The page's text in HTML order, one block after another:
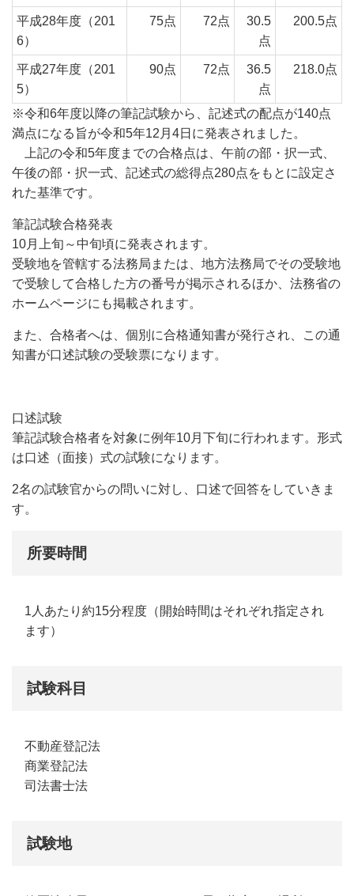
平成28年度（201
6）
75点 72点
30.5
点
200.5点
平成27年度（201
5）
90点 72点
36.5
点
218.0点
※令和6年度以降の筆記試験から、記述式の配点が140点
満点になる旨が令和5年12月4日に発表されました。
上記の令和5年度までの合格点は、午前の部・択一式、
午後の部・択一式、記述式の総得点280点をもとに設定さ
れた基準です。
筆記試験合格発表
10月上旬～中旬頃に発表されます。
受験地を管轄する法務局または、地方法務局でその受験地
で受験して合格した方の番号が掲示されるほか、法務省の
ホームページにも掲載されます。
また、合格者へは、個別に合格通知書が発行され、この通
知書が口述試験の受験票になります。
口述試験
筆記試験合格者を対象に例年10月下旬に行われます。形式
は口述（面接）式の試験になり ます。
2名の試験官からの問いに対し、口述で回答をしていきま
す。
所要時間
1人あたり約15分程度（開始時間はそれぞれ指定され
ます）
試験科目
不動産登記法
商業登記法
司法書士法
試験地